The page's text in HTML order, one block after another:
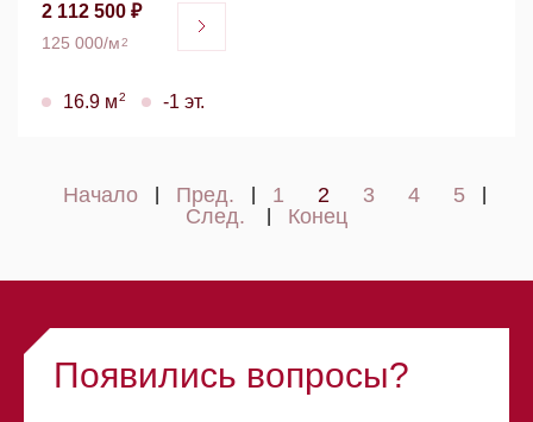
2 112 500 ₽
125 000/м2
16.9 м2 -1 эт.
Начало Пред. 1 2 3 4 5
След. Конец
Появились вопросы?